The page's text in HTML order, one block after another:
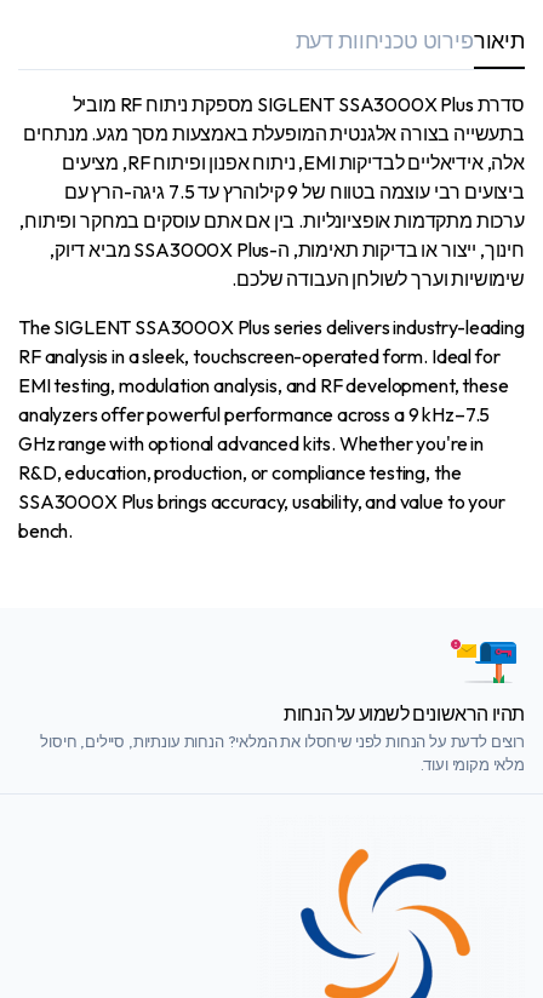
תיאורפירוט טכניחוות דעת
סדרת SIGLENT SSA3000X Plus מספקת ניתוח RF מוביל
בתעשייה בצורה אלגנטית המופעלת באמצעות מסך מגע. מנתחים
אלה, אידיאליים לבדיקות EMI, ניתוח אפנון ופיתוח RF, מציעים
ביצועים רבי עוצמה בטווח של 9 קילוהרץ עד 7.5 גיגה-הרץ עם
ערכות מתקדמות אופציונליות. בין אם אתם עוסקים במחקר ופיתוח,
חינוך, ייצור או בדיקות תאימות, ה-SSA3000X Plus מביא דיוק,
שימושיות וערך לשולחן העבודה שלכם.
The SIGLENT SSA3000X Plus series delivers industry-leading
RF analysis in a sleek, touchscreen-operated form. Ideal for
EMI testing, modulation analysis, and RF development, these
analyzers offer powerful performance across a 9 kHz–7.5
GHz range with optional advanced kits. Whether you're in
R&D, education, production, or compliance testing, the
SSA3000X Plus brings accuracy, usability, and value to your
bench.
תהיו הראשונים לשמוע על הנחות
רוצים לדעת על הנחות לפני שיחסלו את המלאי? הנחות עונתיות, סיילים, חיסול
מלאי מקומי ועוד.